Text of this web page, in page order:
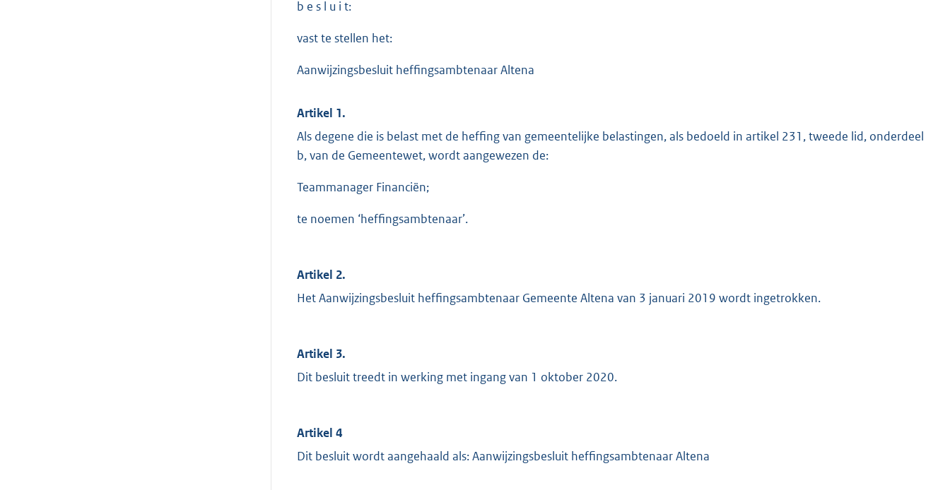
b e s l u i t:
vast te stellen het:
Aanwijzingsbesluit heffingsambtenaar Altena
Artikel 1.
Als degene die is belast met de heffing van gemeentelijke belastingen, als bedoeld in artikel 231, tweede lid, onderdeel
b, van de Gemeentewet, wordt aangewezen de:
Teammanager Financiën;
te noemen ‘heffingsambtenaar’.
Artikel 2.
Het Aanwijzingsbesluit heffingsambtenaar Gemeente Altena van 3 januari 2019 wordt ingetrokken.
Artikel 3.
Dit besluit treedt in werking met ingang van 1 oktober 2020.
Artikel 4
Dit besluit wordt aangehaald als: Aanwijzingsbesluit heffingsambtenaar Altena